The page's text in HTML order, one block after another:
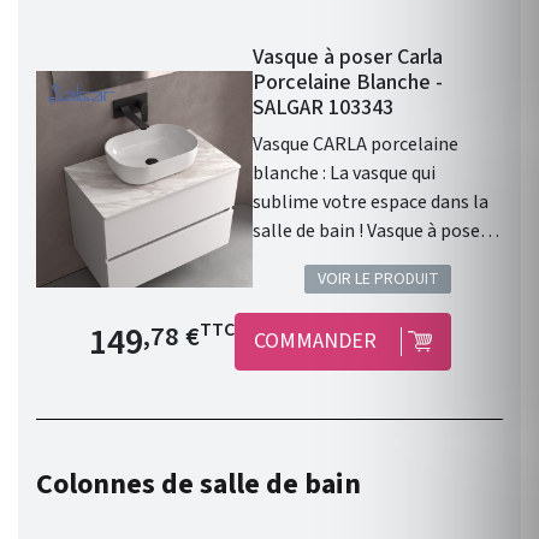
Vasque à poser Carla
Porcelaine Blanche -
SALGAR 103343
Vasque CARLA porcelaine
blanche : La vasque qui
sublime votre espace dans la
salle de bain ! Vasque à poser
CARLA sans siphon ni bonde
de vidage clic-clac
PORCELAINE BLANCHE Ø 360
x 105 mm . Vasque à poser .
Matière : Porcelaine. Finition :
Gamme : CARLA . Fabriqué en
VOIR LE PRODUIT
Prix de base
149,78 €TTC COMMANDER
Colonnes de salle de bain